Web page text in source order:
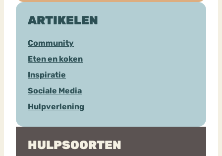
ARTIKELEN
Community
Eten en koken
Inspiratie
Sociale Media
Hulpverlening
HULPSOORTEN